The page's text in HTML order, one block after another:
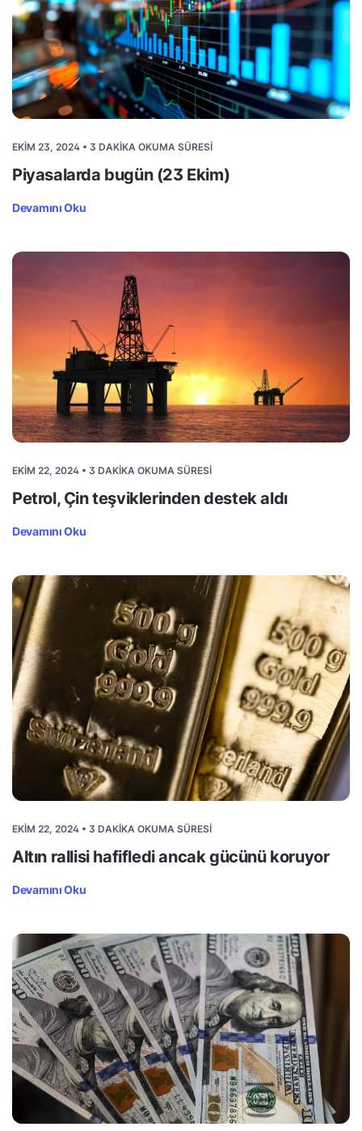
EKIM 23, 2024 • 3 DAKIKA OKUMA SÜRESI
Piyasalarda bugün (23 Ekim)
Devamını Oku
EKIM 22, 2024 • 3 DAKIKA OKUMA SÜRESI
Petrol, Çin teşviklerinden destek aldı
Devamını Oku
EKIM 22, 2024 • 3 DAKIKA OKUMA SÜRESI
Altın rallisi hafifledi ancak gücünü koruyor
Devamını Oku